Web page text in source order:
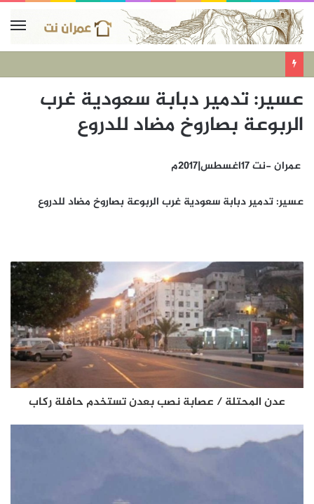
عسير: تدمير دبابة سعودية غرب
الربوعة بصاروخ مضاد للدروع
عمران -نت 17اغسطس|2017م
عسير: تدمير دبابة سعودية غرب الربوعة بصاروخ مضاد للدروع
عدن المحتلة / عصابة نصب بعدن تستخدم حافلة ركاب